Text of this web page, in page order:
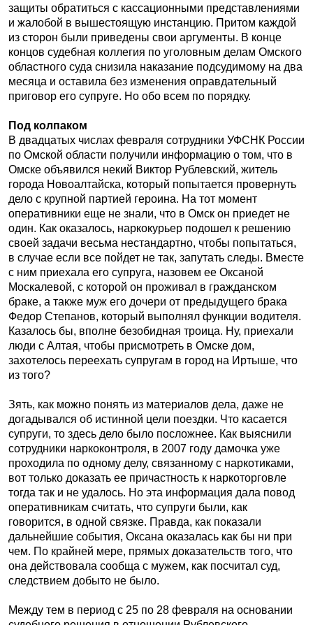
защиты обратиться с кассационными представлениями
и жалобой в вышестоящую инстанцию. Притом каждой
из сторон были приведены свои аргументы. В конце
концов судебная коллегия по уголовным делам Омского
областного суда снизила наказание подсудимому на два
месяца и оставила без изменения оправдательный
приговор его супруге. Но обо всем по порядку.
Под колпаком
В двадцатых числах февраля сотрудники УФСНК России
по Омской области получили информацию о том, что в
Омске объявился некий Виктор Рублевский, житель
города Новоалтайска, который попытается провернуть
дело с крупной партией героина. На тот момент
оперативники еще не знали, что в Омск он приедет не
один. Как оказалось, наркокурьер подошел к решению
своей задачи весьма нестандартно, чтобы попытаться,
в случае если все пойдет не так, запутать следы. Вместе
с ним приехала его супруга, назовем ее Оксаной
Москалевой, с которой он проживал в гражданском
браке, а также муж его дочери от предыдущего брака
Федор Степанов, который выполнял функции водителя.
Казалось бы, вполне безобидная троица. Ну, приехали
люди с Алтая, чтобы присмотреть в Омске дом,
захотелось переехать супругам в город на Иртыше, что
из того?
Зять, как можно понять из материалов дела, даже не
догадывался об истинной цели поездки. Что касается
супруги, то здесь дело было посложнее. Как выяснили
сотрудники наркоконтроля, в 2007 году дамочка уже
проходила по одному делу, связанному с наркотиками,
вот только доказать ее причастность к наркоторговле
тогда так и не удалось. Но эта информация дала повод
оперативникам считать, что супруги были, как
говорится, в одной связке. Правда, как показали
дальнейшие события, Оксана оказалась как бы ни при
чем. По крайней мере, прямых доказательств того, что
она действовала сообща с мужем, как посчитал суд,
следствием добыто не было.
Между тем в период с 25 по 28 февраля на основании